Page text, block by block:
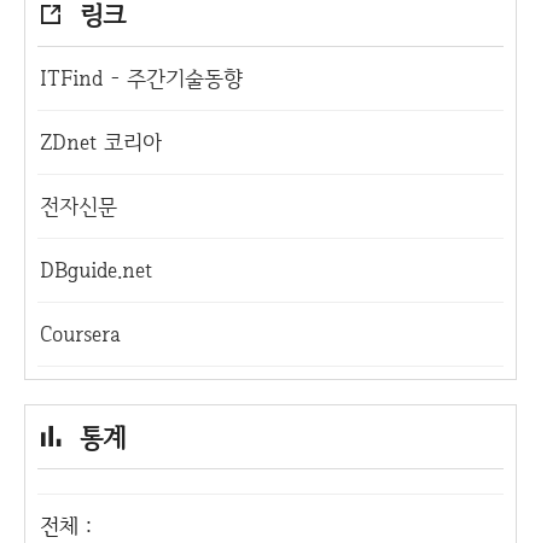
링크
ITFind - 주간기술동향
ZDnet 코리아
전자신문
DBguide.net
Coursera
통계
전체 :